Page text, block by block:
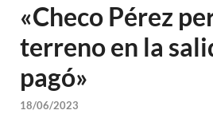
«Checo Pérez
terreno en la
pagó»
18/06/2023